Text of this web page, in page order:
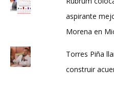
aspirante
Morena en
Torres Piña
construir